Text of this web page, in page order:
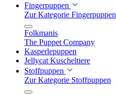
Fingerpuppen
Zur Kategorie Fingerpuppen
Folkmanis
The Puppet Company
Kasperlepuppen
Jellycat Kuscheltiere
Stoffpuppen
Zur Kategorie Stoffpuppen